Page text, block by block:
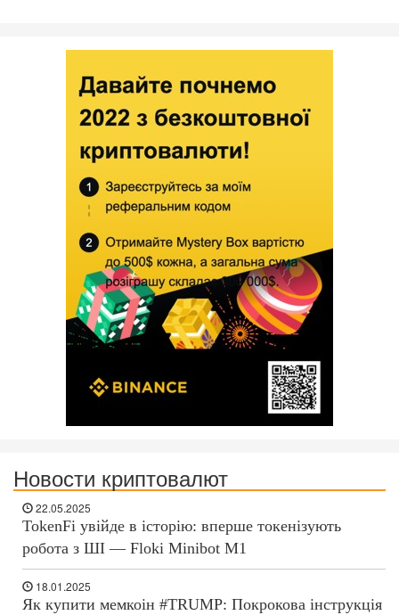
Новости криптовалют
22.05.2025
TokenFi увійде в історію: вперше токенізують
робота з ШІ — Floki Minibot M1
18.01.2025
Як купити мемкоін #TRUMP: Покрокова інструкція